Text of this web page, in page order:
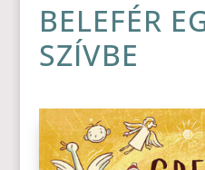
BELEFÉR
SZÍVBE